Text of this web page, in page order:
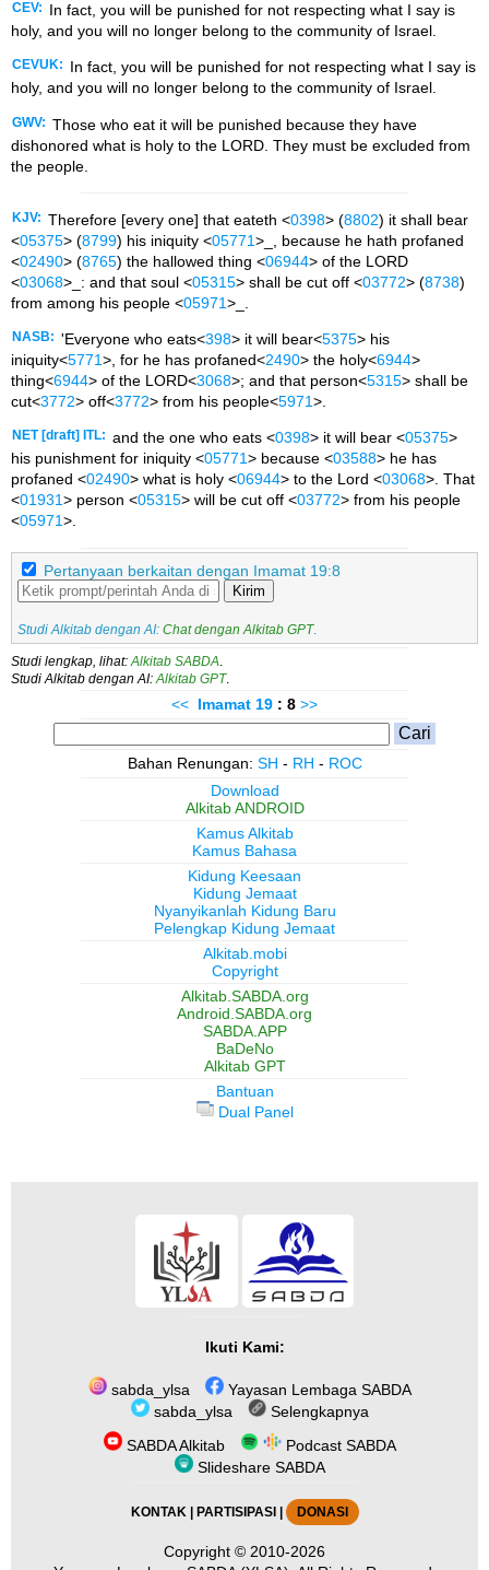
CEV:
In fact, you will be punished for not respecting what I say is
holy, and you will no longer belong to the community of Israel.
CEVUK:
In fact, you will be punished for not respecting what I say is
holy, and you will no longer belong to the community of Israel.
GWV: Those who eat it will be punished because they have
dishonored what is holy to the LORD. They must be excluded from
the people.
KJV: Therefore [every one] that eateth <0398> (8802) it shall bear
<05375> (8799) his iniquity <05771>_, because he hath profaned
<02490> (8765) the hallowed thing <06944> of the LORD
<03068>_: and that soul <05315> shall be cut off <03772> (8738)
from among his people <05971>_.
NASB: 'Everyone who eats<398> it will bear<5375> his
iniquity<5771>, for he has profaned<2490> the holy<6944>
thing<6944> of the LORD<3068>; and that person<5315> shall be
cut<3772> off<3772> from his people<5971>.
NET [draft] ITL: and the one who eats <0398> it will bear <05375>
his punishment for iniquity <05771> because <03588> he has
profaned <02490> what is holy <06944> to the Lord <03068>. That
<01931> person <05315> will be cut off <03772> from his people
<05971>.
Pertanyaan berkaitan dengan Imamat 19:8
Kirim
Studi Alkitab dengan AI: Chat dengan Alkitab GPT.
Studi lengkap, lihat: Alkitab SABDA
Studi Alkitab dengan AI: Alkitab GPT.
<< Imamat 19 : 8 >>
Bahan Renungan: SH - RH - ROC
Download
Alkitab ANDROID
Kamus Alkitab
Kamus Bahasa
Kidung Keesaan
Kidung Jemaat
Nyanyikanlah Kidung Baru
Pelengkap Kidung Jemaat
Alkitab.mobi
Copyright
Alkitab.SABDA.org
Android.SABDA.org
SABDA.APP
BaDeNo
Alkitab GPT
Bantuan
Dual Panel
Ikuti Kami:
sabda_ylsa
Yayasan Lembaga SABDA
sabda_ylsa
Selengkapnya
SABDA Alkitab
Podcast SABDA
Slideshare SABDA
KONTAK | PARTISIPASI| DONASI
Copyright © 2010-2026